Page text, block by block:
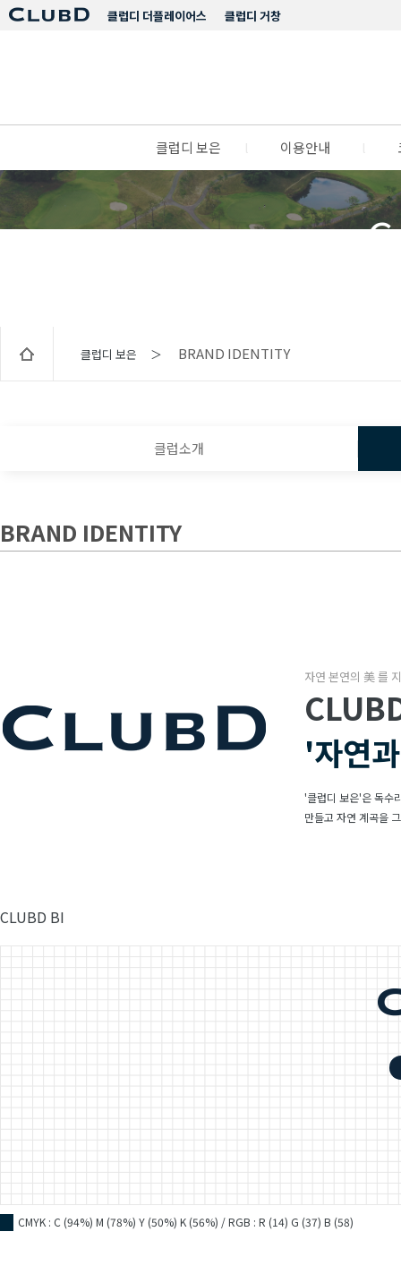
클럽디 거창
클럽디 더플레이어스
클럽디 보은 이용안내
클럽디 보은 ＞ BRAND IDENTITY
클럽소개
BRAND IDENTITY
자연 본연의 美 를
'자연
'클럽디 보은'은 독수
만들고 자연 계곡을
CLUBD BI
CMYK : C (94%) M (78%) Y (50%) K (56%) / RGB : R (14) G (37) B (58)